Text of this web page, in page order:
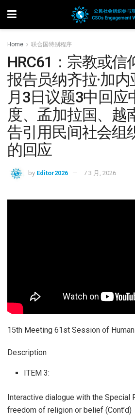
Home 联合国特别程序
HRC61：宗教或信
报告员纳齐拉·加
月3日议题3中回应
度、孟加拉国、越
告引用民间社会组
的回应
by Editor2026 7 3 月, 2026
15th Meeting 61st Session of Human
Description
ITEM 3:
Interactive dialogue with the Special
freedom of religion or belief (Cont’d)